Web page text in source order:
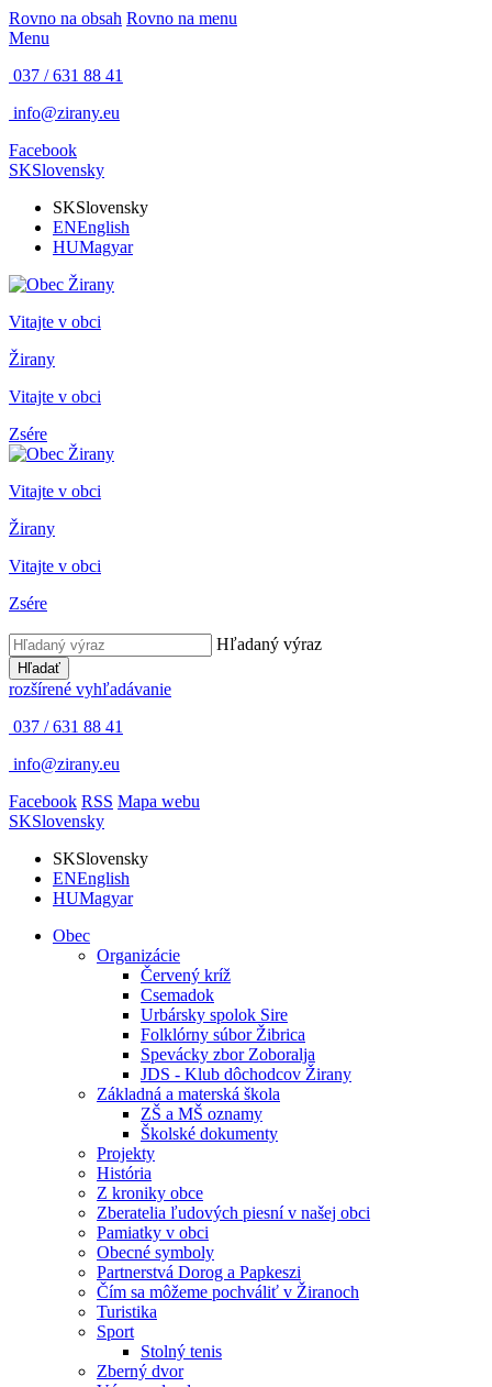
Rovno na obsah Rovno na menu
Menu
037 / 631 88 41
info@zirany.eu
Facebook
SKSlovensky
SKSlovensky
ENEnglish
HUMagyar
Vitajte v obci
Žirany
Vitajte v obci
Zsére
Vitajte v obci
Žirany
Vitajte v obci
Zsére
Hľadaný výraz
Hľadať
rozšírené vyhľadávanie
037 / 631 88 41
info@zirany.eu
Facebook RSS Mapa webu
SKSlovensky
SKSlovensky
ENEnglish
HUMagyar
Obec
Organizácie
Červený kríž
Csemadok
Urbársky spolok Sire
Folklórny súbor Žibrica
Spevácky zbor Zoboralja
JDS - Klub dôchodcov Žirany
Základná a materská škola
ZŠ a MŠ oznamy
Školské dokumenty
Projekty
História
Z kroniky obce
Zberatelia ľudových piesní v našej obci
Pamiatky v obci
Obecné symboly
Partnerstvá Dorog a Papkeszi
Čím sa môžeme pochváliť v Žiranoch
Turistika
Sport
Stolný tenis
Zberný dvor